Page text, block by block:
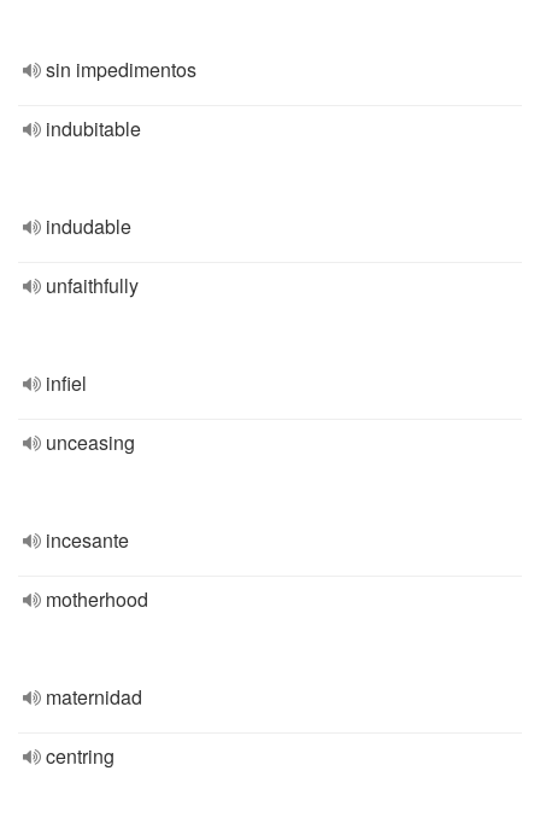
sin impedimentos
indubitable
indudable
unfaithfully
infiel
unceasing
incesante
motherhood
maternidad
centring